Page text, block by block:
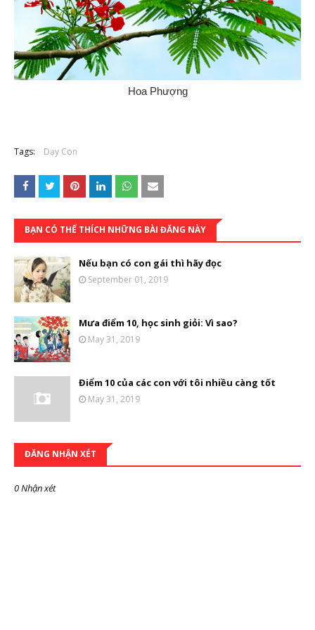
Hoa Phượng
Tags: Dạy Con
BẠN CÓ THỂ THÍCH NHỮNG BÀI ĐĂNG NÀY
Nếu bạn có con gái thì hãy đọc
September 01, 2019
Mưa điểm 10, học sinh giỏi: Vì sao?
May 31, 2019
Điểm 10 của các con với tôi nhiều càng tốt
May 31, 2019
ĐĂNG NHẬN XÉT
0 Nhận xét